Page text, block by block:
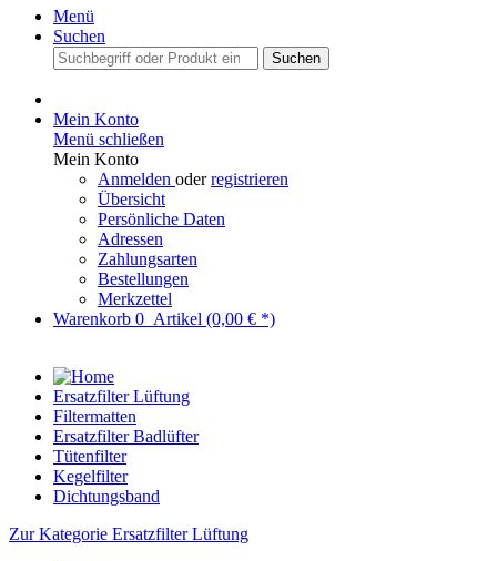
Menü
Suchen
Suchen
Mein Konto
Menü schließen
Mein Konto
Anmelden oderregistrieren
Übersicht
Persönliche Daten
Adressen
Zahlungsarten
Bestellungen
Merkzettel
Warenkorb 0 Artikel (0,00 € *)
Ersatzfilter Lüftung
Filtermatten
Ersatzfilter Badlüfter
Tütenfilter
Kegelfilter
Dichtungsband
Zur Kategorie Ersatzfilter Lüftung